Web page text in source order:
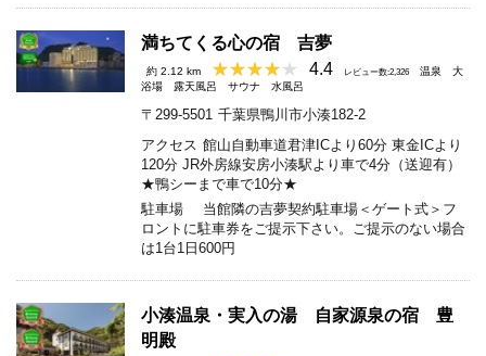
満ちてくる心の宿 吉夢
約 2.12 km 4.4 レビュー数:2,326 温泉
大
浴場
露天風呂 サウナ 水風呂
〒299-5501 千葉県鴨川市小湊182-2
アクセス 館山自動車道君津ICより60分 東金ICより
120分 JR外房線安房小湊駅より車で4分（送迎有）
★鴨シーまで車で10分★
駐車場
当館隣の吉夢契約駐車場＜ゲート式＞フ
ロントに駐車券をご提示下さい。ご提示のない場合
は1台1日600円
小湊温泉・実入の湯 自家源泉の宿 豊
明殿